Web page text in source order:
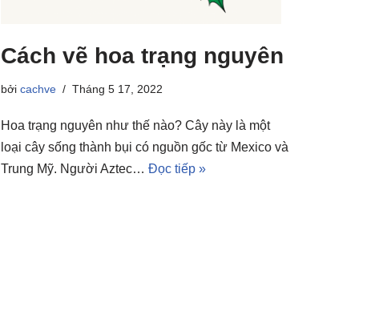
Cách vẽ hoa trạng nguyên
bởi cachve Tháng 5 17, 2022
Hoa trạng nguyên như thế nào? Cây này là một
loại cây sống thành bụi có nguồn gốc từ Mexico và
Trung Mỹ. Người Aztec… Đọc tiếp »